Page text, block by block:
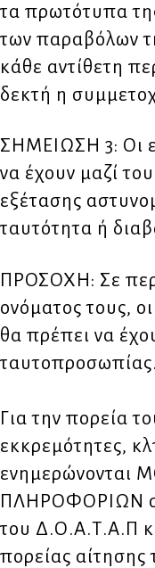
τα πρωτότυπα
των παραβόλων
κάθε αντίθετη
δεκτή η
ΣΗΜΕΙΩΣΗ 3: Οι
να έχουν μαζί
εξέτασης
ταυτότητα ή
ΠΡΟΣΟΧΗ: Σε
ονόματος τους,
θα πρέπει να
ταυτοπροσωπίας.
Για την πορεία
εκκρεμότητες,
ενημερώνονται
ΠΛΗΡΟΦΟΡΙΩΝ
του Δ.Ο.Α.Τ.Α.Π
πορείας